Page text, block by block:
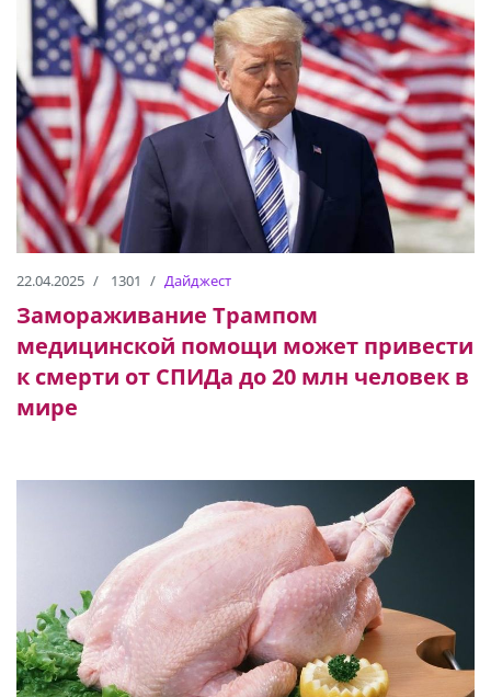
22.04.2025 1301 Дайджест
Замораживание Трампом
медицинской помощи может привести
к смерти от СПИДа до 20 млн человек в
мире